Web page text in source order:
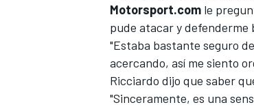
Motorsport.com le
pude atacar y defenderme
"Estaba bastante seguro
acercando, así me siento
Ricciardo dijo que saber
"Sinceramente, es una